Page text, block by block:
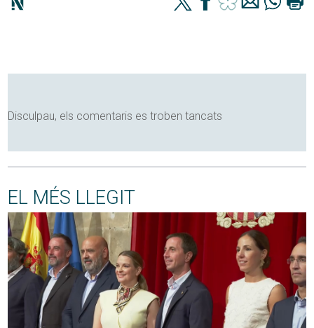
Disculpau, els comentaris es troben tancats
EL MÉS LLEGIT